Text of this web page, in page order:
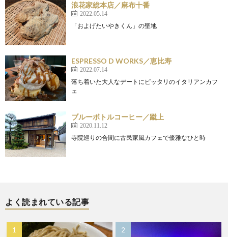
浪花家総本店／麻布十番
2022.05.14
「およげたいやきくん」の聖地
ESPRESSO D WORKS／恵比寿
2022.07.14
落ち着いた大人なデートにピッタリのイタリアンカフ
ェ
ブルーボトルコーヒー／蹴上
2020.11.12
寺院巡りの合間に古民家風カフェで優雅なひと時
よく読まれている記事